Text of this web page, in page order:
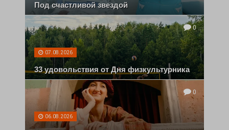
Под счастливой звездой
0
07.08.2026
33 удовольствия от Дня физкультурника
0
06.08.2026